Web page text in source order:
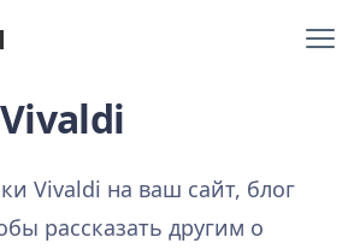
Vivaldi на ваш сайт, блог
рассказать другим о